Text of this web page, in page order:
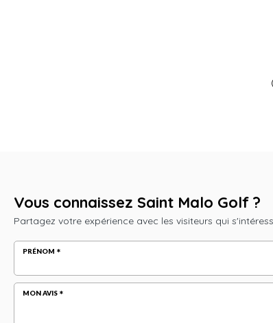
Vous connaissez Saint Malo Golf ?
Partagez votre expérience avec les visiteurs qui
PRÉNOM
MON AVIS